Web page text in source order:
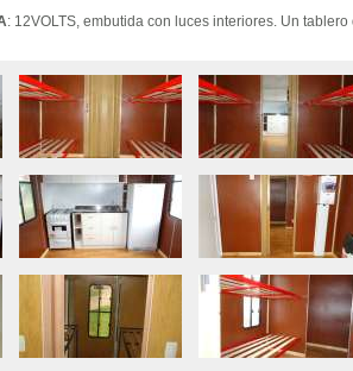
: 12VOLTS, embutida con luces interiores. Un tablero